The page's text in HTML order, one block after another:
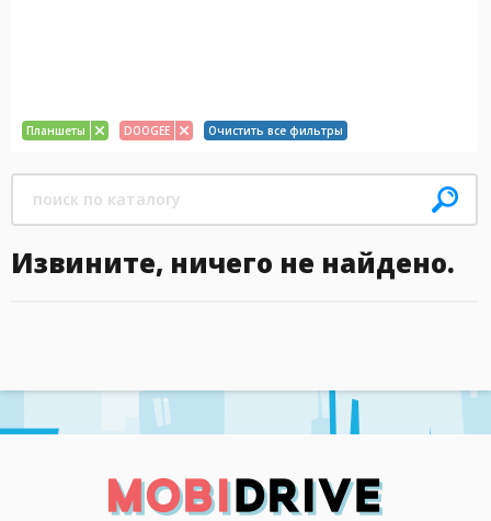
Планшеты DOOGEE Очистить все фильтры
Извините, ничего не найдено.